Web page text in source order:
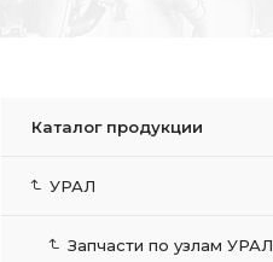
Каталог продукции
УРАЛ
Запчасти по узлам УРАЛ